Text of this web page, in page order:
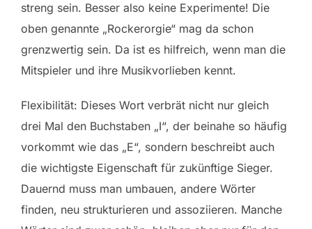
streng sein. Besser also keine Experimente! Die
oben genannte „Rockerorgie“ mag da schon
grenzwertig sein. Da ist es hilfreich, wenn man die
Mitspieler und ihre Musikvorlieben kennt.
Flexibilität: Dieses Wort verbrät nicht nur gleich
drei Mal den Buchstaben „I“, der beinahe so häufig
vorkommt wie das „E“, sondern beschreibt auch
die wichtigste Eigenschaft für zukünftige Sieger.
Dauernd muss man umbauen, andere Wörter
finden, neu strukturieren und assoziieren. Manche